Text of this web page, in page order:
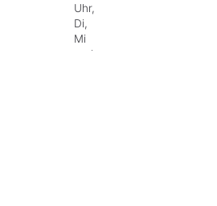
Uhr,
Di,
Mi
und